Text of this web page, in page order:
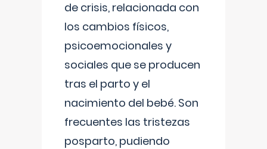
de crisis, relacionada con
los cambios físicos,
psicoemocionales y
sociales que se producen
tras el parto y el
nacimiento del bebé. Son
frecuentes las tristezas
posparto, pudiendo